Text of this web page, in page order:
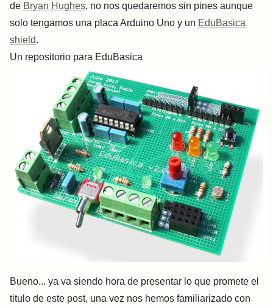
de Bryan Hughes, no nos quedaremos sin pines aunque
solo tengamos una placa Arduino Uno y un EduBasica
shield.
Un repositorio para EduBasica
Bueno... ya va siendo hora de presentar lo que promete el
titulo de este post, una vez nos hemos familiarizado con